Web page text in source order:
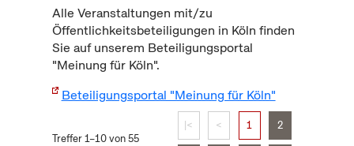
Alle Veranstaltungen mit/zu
Öffentlichkeitsbeteiligungen in Köln finden
Sie auf unserem Beteiligungsportal
"Meinung für Köln".
Beteiligungsportal "Meinung für Köln"
Treffer 1–10 von 55
|< < 1 2